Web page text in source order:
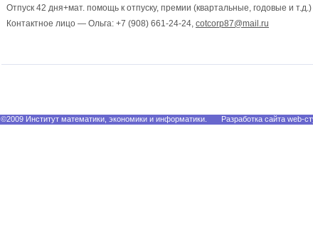
Отпуск 42 дня+мат. помощь к отпуску, премии (квартальные, годовые и т.д.)
Контактное лицо — Ольга: +7 (908) 661-24-24, cotcorp87@mail.ru
©2009 Институт математики, экономики и информатики. Разработка сайта web-